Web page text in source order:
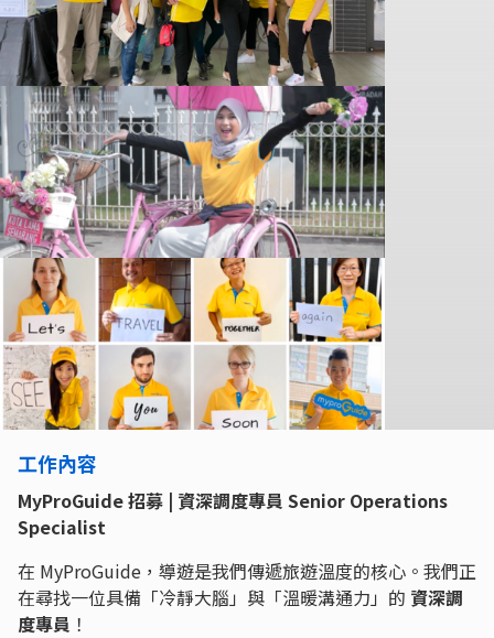
工作內容
MyProGuide 招募 | 資深調度專員 Senior Operations
Specialist
在 MyProGuide，導遊是我們傳遞旅遊溫度的核心。我們正
在尋找一位具備「冷靜大腦」與「溫暖溝通力」的 資深調
度專員 ！